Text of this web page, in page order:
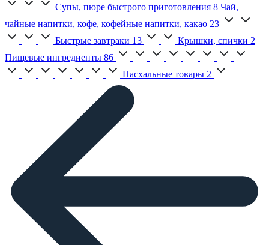
Супы, пюре быстрого приготовления 8 Чай,
чайные напитки, кофе, кофейные напитки, какао 23
Быстрые завтраки 13 Крышки, спички 2
Пищевые ингредиенты 86
Пасхальные товары 2